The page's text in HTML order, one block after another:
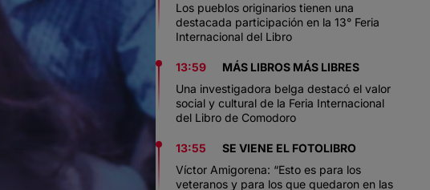
Los pueblos originarios tienen una
destacada participación en la 13° Feria
Internacional del Libro
13:59
MÁS LIBROS MÁS LIBRES
Una investigadora belga destacó el valor
social y cultural de la Feria Internacional
del Libro de Comodoro
13:55
SE VIENE EL FOTOLIBRO
Víctor Amigorena: “Esto es para los
veteranos y para los que quedaron en las